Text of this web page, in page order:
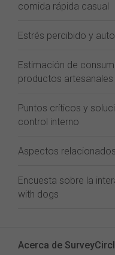
comida rápida casual
Estrés percibido y
Estimación de
productos artesanales
Puntos críticos y
control interno
Aspectos
Encuesta sobre la
with dogs
Acerca de